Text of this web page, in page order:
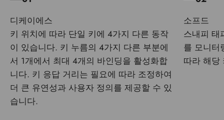
키 위치에 따라 단일 키에 4가지 다른 동작
이 있습니다. 키 누름의 4가지 다른 부분에
서 1개에서 최대 4개의 바인딩을 활성화합
니다. 키 응답 거리는 필요에 따라 조정하여
더 큰 유연성과 사용자 정의를 제공할 수 있
습니다.
스내피 태
를 모니터
따라 해당